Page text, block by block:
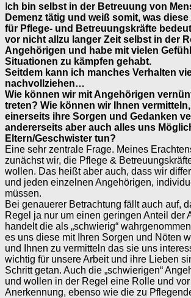
ch bin selbst in der Betreuung von
Demenz tätig und weiß somit, was
für Pflege- und Betreuungskräfte
vor nicht allzu langer Zeit selbst in der
Angehörigen und habe mit vielen
Situationen zu kämpfen gehabt.
Seitdem kann ich manches Verhalten
nachvollziehen…
Wie können wir mit Angehörigen
treten? Wie können wir
Ihnen
einerseits ihre Sorgen und Gedanken
andererseits aber auch alles uns
Eltern/Geschwister tun?
Eine sehr zentrale Frage. Meines
zunächst wir, die Pflege &
wollen. Das heißt aber auch, dass wir
und jeden einzelnen Angehörigen,
müssen.
Bei genauerer Betrachtung fällt auch auf,
Regel ja nur um einen geringen Anteil der
handelt die als „schwierig“
es uns diese mit Ihren Sorgen und Nöten
und Ihnen zu vermitteln das sie uns
wichtig für unsere Arbeit und ihre Lieben
Schritt getan. Auch die „schwierigen“
und wollen in der Regel eine Rolle und
Anerkennung, ebenso wie die zu